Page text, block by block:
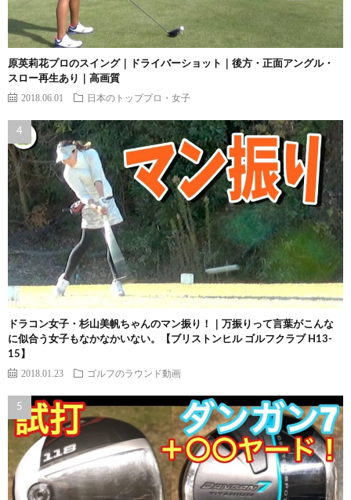
原英莉花プロのスイング｜ドライバーショット｜後方・正面アングル・
スロー再生あり｜高画質
2018.06.01 日本のトッププロ・女子
ドラコン女子・杉山美帆ちゃんのマン振り！｜万振りって言葉がこんな
に似合う女子もなかなかいない。【ブリストンヒル ゴルフクラブ H13-
15】
2018.01.23 ゴルフのラウンド動画